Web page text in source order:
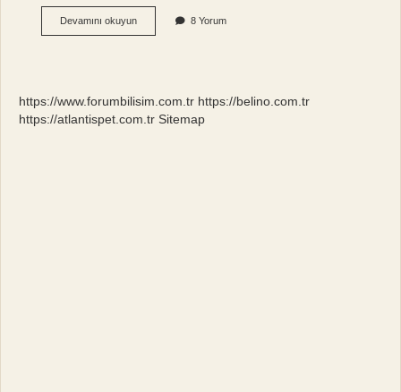
Devamını okuyunÖlen
Bir
8 Yorum
https://www.forumbilisim.com.tr https://belino.com.tr
https://atlantispet.com.tr Sitemap